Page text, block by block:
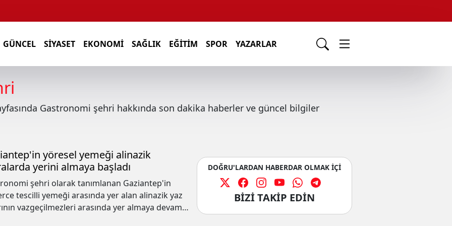
GÜNCEL SIYASET EKONOMI SAĞLIK EĞITIM SPOR YAZARLAR
Gastronomi şehri hakkında son dakika haberler ve güncel bilgiler
yöresel yemeği alinazik
yerini almaya başladı
şehri olarak tanımlanan Gaziantep'in
tescilli yemeği arasında yer alan alinazik yaz
vazgeçilmezleri arasında yer almaya devam
DOĞRU'LARDAN HABERDAR OLMAK İÇİ
BİZİ TAKİP EDİN